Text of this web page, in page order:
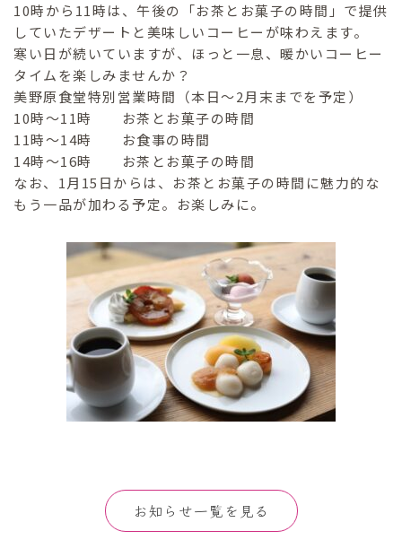
10時から11時は、午後の「お茶とお菓子の時間」で提供
していたデザートと美味しいコーヒーが味わえます。
寒い日が続いていますが、ほっと一息、暖かいコーヒー
タイムを楽しみませんか？
美野原食堂特別営業時間（本日～2月末までを予定）
10時～11時 お茶とお菓子の時間
11時～14時 お食事の時間
14時～16時 お茶とお菓子の時間
なお、1月15日からは、お茶とお菓子の時間に魅力的な
もう一品が加わる予定。お楽しみに。
お知らせ一覧を見る